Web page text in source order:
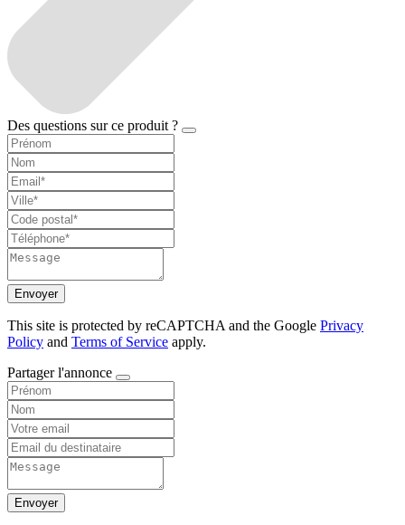
Des questions sur ce produit ?
Envoyer
This site is protected by reCAPTCHA and the Google Privacy
Policy and Terms of Service apply.
Partager l'annonce
Envoyer